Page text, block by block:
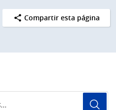
Compartir esta página